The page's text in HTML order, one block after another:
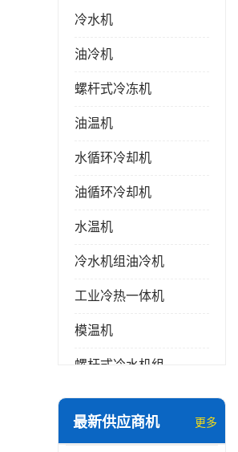
冷水机
油冷机
螺杆式冷冻机
油温机
水循环冷却机
油循环冷却机
水温机
冷水机组油冷机
工业冷热一体机
模温机
螺杆式冷水机组
冷水机和冷热一体机
最新供应商机 更多